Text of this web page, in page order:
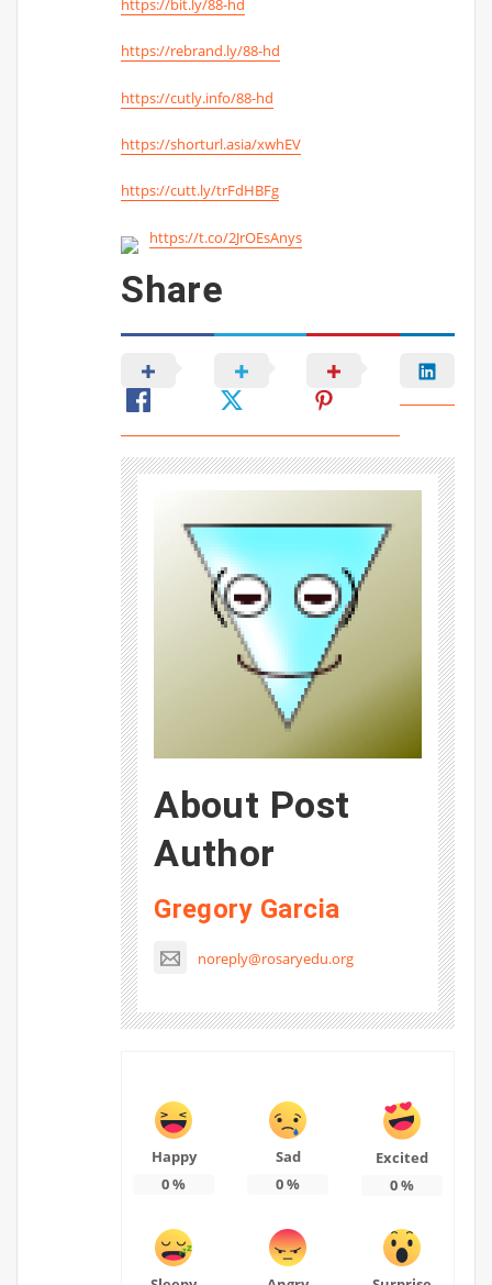
https://bit.ly/88-hd
https://rebrand.ly/88-hd
https://cutly.info/88-hd
https://shorturl.asia/xwhEV
https://cutt.ly/trFdHBFg
https://t.co/2JrOEsAnys
Share
About Post
Author
Gregory Garcia
noreply@rosaryedu.org
Happy
0%
Sad
0%
Excited
0%